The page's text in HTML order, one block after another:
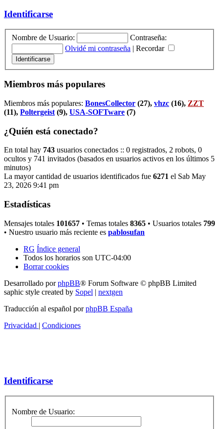
Identificarse
Nombre de Usuario:
Contraseña:
Olvidé mi contraseña | Recordar
Miembros más populares
Miembros más populares: BonesCollector (27), vhzc (16), ZZT
(11), Poltergeist (9), USA-SOFTware (7)
¿Quién está conectado?
En total hay 743 usuarios conectados :: 0 registrados, 2 robots, 0
ocultos y 741 invitados (basados en usuarios activos en los últimos 5
minutos)
La mayor cantidad de usuarios identificados fue 6271 el Sab May
23, 2026 9:41 pm
Estadísticas
Mensajes totales 101657 • Temas totales 8365 • Usuarios totales 799
• Nuestro usuario más reciente es pablosufan
RG Índice general
Todos los horarios son UTC-04:00
Borrar cookies
Desarrollado porphpBB® Forum Software © phpBB Limited
saphic style created by Sopel | nextgen
Traducción al español porphpBB España
Privacidad | Condiciones
Identificarse
Nombre de Usuario: